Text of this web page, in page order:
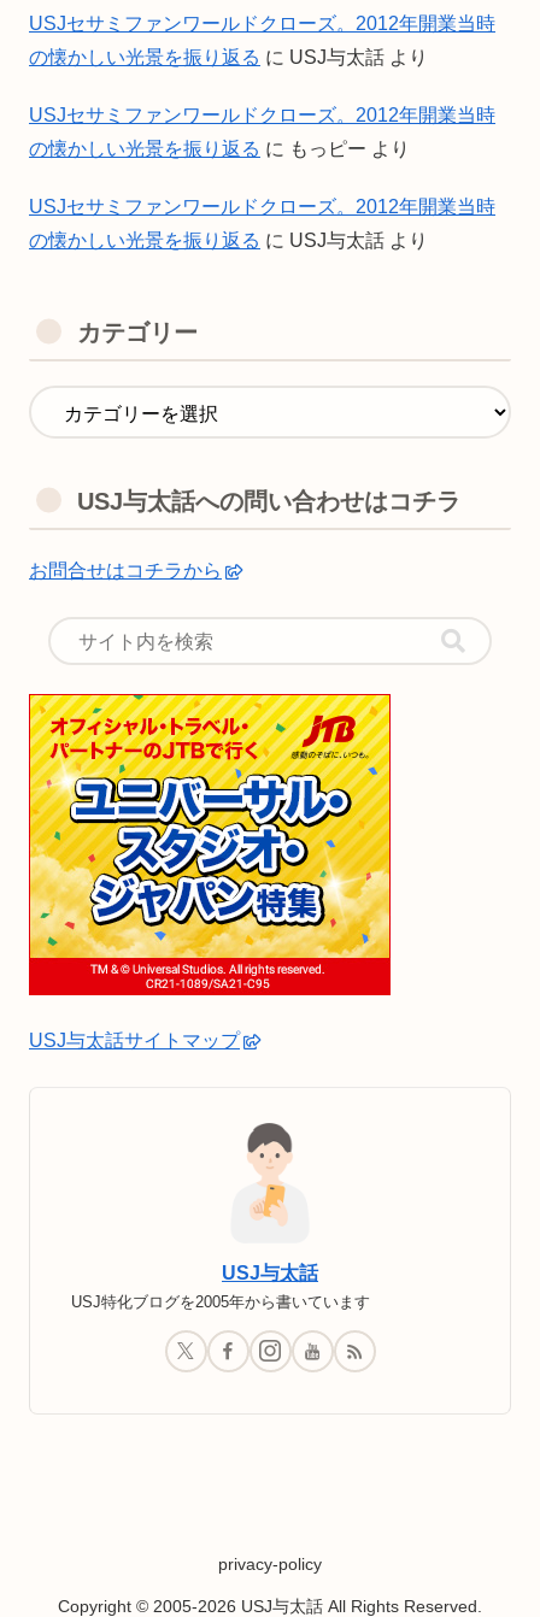
USJセサミファンワールドクローズ。2012年開業当時
の懐かしい光景を振り返る に USJ与太話 より
USJセサミファンワールドクローズ。2012年開業当時
の懐かしい光景を振り返る に もっピー より
USJセサミファンワールドクローズ。2012年開業当時
の懐かしい光景を振り返る に USJ与太話 より
カテゴリー
USJ与太話への問い合わせはコチラ
お問合せはコチラから
USJ与太話サイトマップ
USJ与太話
USJ特化ブログを2005年から書いています
privacy-policy
Copyright © 2005-2026 USJ与太話 All Rights Reserved.